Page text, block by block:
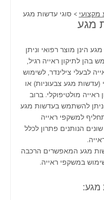
מקצועי > סוגי עדשות מגע
מגע
הינן מוצר רפואי וניתן
בהן לתיקון ראייה רגיל,
לבעלי צילינדר, לשימוש
(עדשות מגע צבעוניות) או
ראייה מולטיפוקלי. ברוב
להשתמש בעדשות מגע
למשקפי ראייה
הנותנים פתרון לכלל
מגע המאפשרים הרכבה
במשקפי ראייה.
מגע: